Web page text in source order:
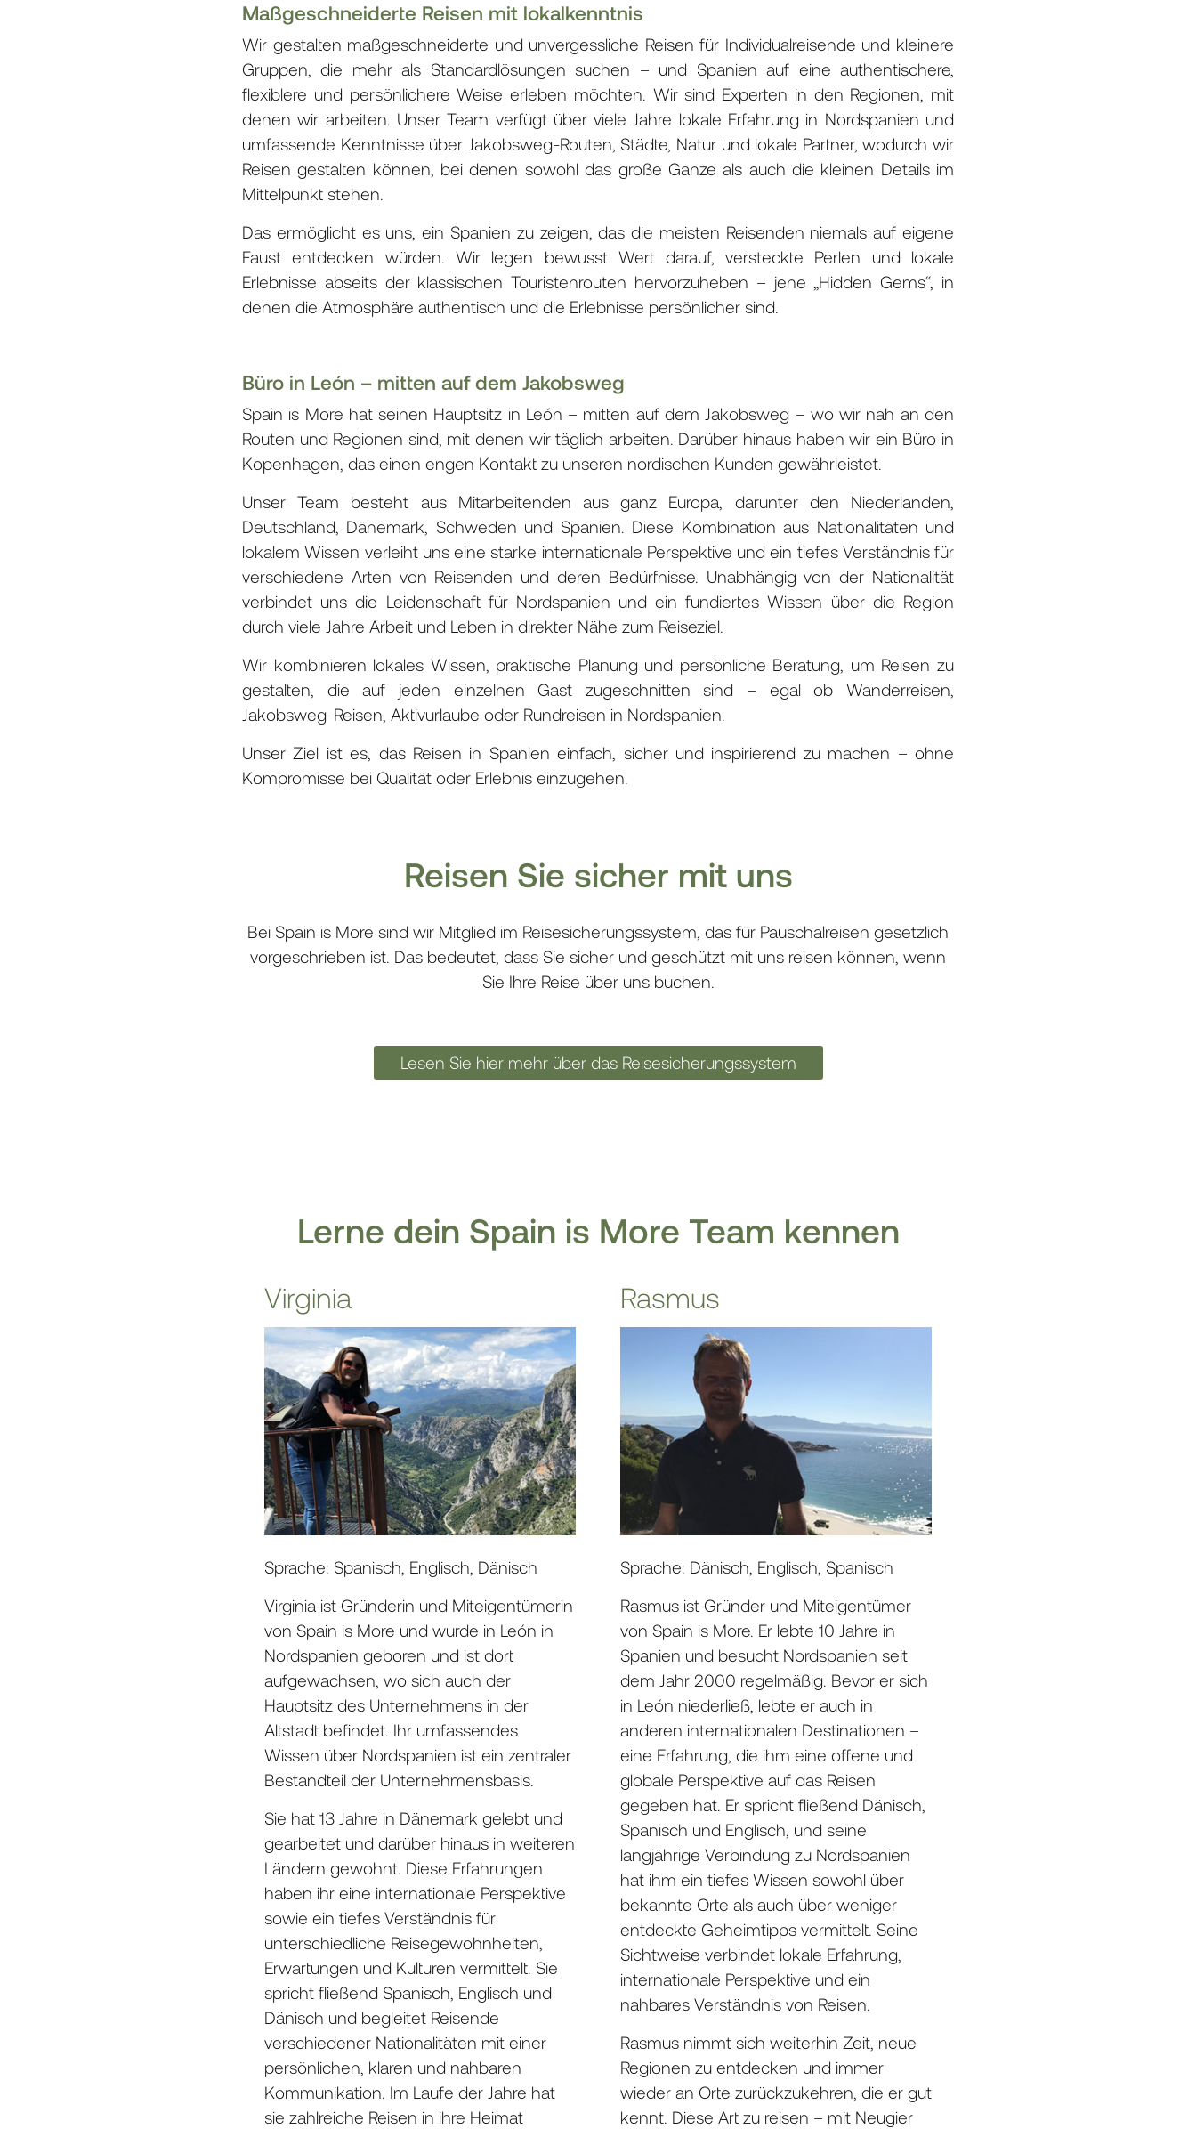
Maßgeschneiderte Reisen mit lokalkenntnis
Wir gestalten maßgeschneiderte und unvergessliche Reisen für Individualreisende und kleinere
Gruppen, die mehr als Standardlösungen suchen – und Spanien auf eine authentischere,
flexiblere und persönlichere Weise erleben möchten. Wir sind Experten in den Regionen, mit
denen wir arbeiten. Unser Team verfügt über viele Jahre lokale Erfahrung in Nordspanien und
umfassende Kenntnisse über Jakobsweg-Routen, Städte, Natur und lokale Partner, wodurch wir
Reisen gestalten können, bei denen sowohl das große Ganze als auch die kleinen Details im
Mittelpunkt stehen.
Das ermöglicht es uns, ein Spanien zu zeigen, das die meisten Reisenden niemals auf eigene
Faust entdecken würden. Wir legen bewusst Wert darauf, versteckte Perlen und lokale
Erlebnisse abseits der klassischen Touristenrouten hervorzuheben – jene „Hidden Gems“, in
denen die Atmosphäre authentisch und die Erlebnisse persönlicher sind.
Büro in León – mitten auf dem Jakobsweg
Spain is More hat seinen Hauptsitz in León – mitten auf dem Jakobsweg – wo wir nah an den
Routen und Regionen sind, mit denen wir täglich arbeiten. Darüber hinaus haben wir ein Büro in
Kopenhagen, das einen engen Kontakt zu unseren nordischen Kunden gewährleistet.
Unser Team besteht aus Mitarbeitenden aus ganz Europa, darunter den Niederlanden,
Deutschland, Dänemark, Schweden und Spanien. Diese Kombination aus Nationalitäten und
lokalem Wissen verleiht uns eine starke internationale Perspektive und ein tiefes Verständnis für
verschiedene Arten von Reisenden und deren Bedürfnisse. Unabhängig von der Nationalität
verbindet uns die Leidenschaft für Nordspanien und ein fundiertes Wissen über die Region
durch viele Jahre Arbeit und Leben in direkter Nähe zum Reiseziel.
Wir kombinieren lokales Wissen, praktische Planung und persönliche Beratung, um Reisen zu
gestalten, die auf jeden einzelnen Gast zugeschnitten sind – egal ob Wanderreisen,
Jakobsweg-Reisen, Aktivurlaube oder Rundreisen in Nordspanien.
Unser Ziel ist es, das Reisen in Spanien einfach, sicher und inspirierend zu machen – ohne
Kompromisse bei Qualität oder Erlebnis einzugehen.
Reisen Sie sicher mit uns
Bei Spain is More sind wir Mitglied im Reisesicherungssystem, das für Pauschalreisen gesetzlich
vorgeschrieben ist. Das bedeutet, dass Sie sicher und geschützt mit uns reisen können, wenn
Sie Ihre Reise über uns buchen.
Lesen Sie hier mehr über das Reisesicherungssystem
Lerne dein Spain is More Team kennen
Virginia
Sprache: Spanisch, Englisch, Dänisch
Virginia ist Gründerin und Miteigentümerin
von Spain is More und wurde in León in
Nordspanien geboren und ist dort
aufgewachsen, wo sich auch der
Hauptsitz des Unternehmens in der
Altstadt befindet. Ihr umfassendes
Wissen über Nordspanien ist ein zentraler
Bestandteil der Unternehmensbasis.
Sie hat 13 Jahre in Dänemark gelebt und
gearbeitet und darüber hinaus in weiteren
Ländern gewohnt. Diese Erfahrungen
haben ihr eine internationale Perspektive
sowie ein tiefes Verständnis für
unterschiedliche Reisegewohnheiten,
Erwartungen und Kulturen vermittelt. Sie
spricht fließend Spanisch, Englisch und
Dänisch und begleitet Reisende
verschiedener Nationalitäten mit einer
persönlichen, klaren und nahbaren
Kommunikation. Im Laufe der Jahre hat
sie zahlreiche Reisen in ihre Heimat
Rasmus
Sprache: Dänisch, Englisch, Spanisch
Rasmus ist Gründer und Miteigentümer
von Spain is More. Er lebte 10 Jahre in
Spanien und besucht Nordspanien seit
dem Jahr 2000 regelmäßig. Bevor er sich
in León niederließ, lebte er auch in
anderen internationalen Destinationen –
eine Erfahrung, die ihm eine offene und
globale Perspektive auf das Reisen
gegeben hat. Er spricht fließend Dänisch,
Spanisch und Englisch, und seine
langjährige Verbindung zu Nordspanien
hat ihm ein tiefes Wissen sowohl über
bekannte Orte als auch über weniger
entdeckte Geheimtipps vermittelt. Seine
Sichtweise verbindet lokale Erfahrung,
internationale Perspektive und ein
nahbares Verständnis von Reisen.
Rasmus nimmt sich weiterhin Zeit, neue
Regionen zu entdecken und immer
wieder an Orte zurückzukehren, die er gut
kennt. Diese Art zu reisen – mit Neugier